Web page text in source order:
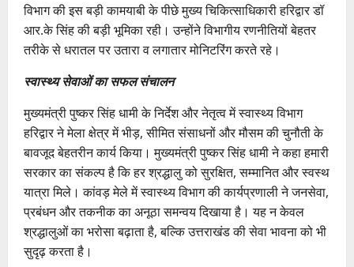
विभाग की इस बड़ी कामयाबी के पीछे मुख्य चिकित्साधिकारी हरिद्वार डॉ
आर.के सिंह की बड़ी भूमिका रही। उन्होंने विभागीय रणनीतियों बेहतर
तरीके से धरातल पर उतारा व लगातार मोनिटरिंग करते रहे।
स्वास्थ्य सेवाओं का सफल संचालन
मुख्यमंत्री पुष्कर सिंह धामी के निर्देश और नेतृत्व में स्वास्थ्य विभाग
हरिद्वार ने मेला क्षेत्र में भीड़, सीमित संसाधनों और मौसम की चुनौती के
बावजूद बेहतरीन कार्य किया। मुख्यमंत्री पुष्कर सिंह धामी ने कहा हमारी
सरकार का संकल्प है कि हर श्रद्धालु को सुरक्षित, सम्मानित और स्वस्थ
यात्रा मिले। कांवड़ मेले में स्वास्थ्य विभाग की कार्यप्रणाली ने जनसेवा,
प्रबंधन और तकनीक का अनूठा समन्वय दिखाया है। यह न केवल
श्रद्धालुओं का भरोसा बढ़ाता है, बल्कि उत्तराखंड की सेवा भावना को भी
सुदृढ़ करता है।